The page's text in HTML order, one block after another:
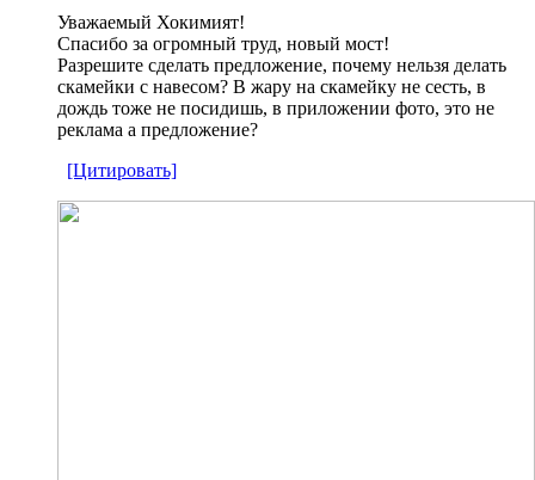
Уважаемый Хокимият!
Спасибо за огромный труд, новый мост!
Разрешите сделать предложение, почему нельзя делать
скамейки с навесом? В жару на скамейку не сесть, в
дождь тоже не посидишь, в приложении фото, это не
реклама а предложение?
[Цитировать]